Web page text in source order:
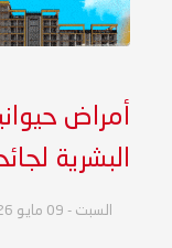
أمراض
البشرية
السبت - 09 مايو 2026 - 09:55 م بتوقيت عدن